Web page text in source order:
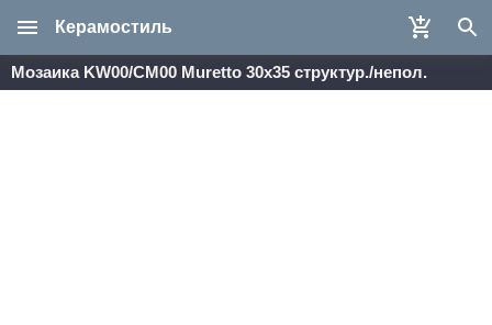
Керамостиль
Мозаика KW00/CM00 Muretto 30x35 структур./непол.